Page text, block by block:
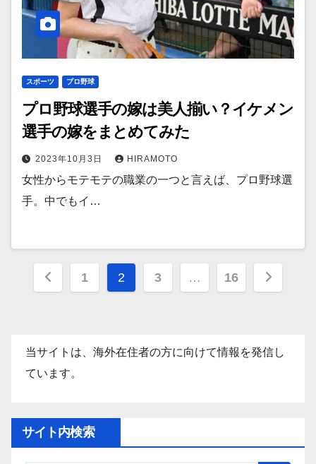
スポーツ プロ野球
プロ野球選手の嫁は美人揃い？イケメン
選手の嫁をまとめてみた
2023年10月3日 HIRAMOTO
女性からモテモテの職業の一つと言えば、プロ野球選
手。中でもイ…
投
ペ
ジ
送
1 2 3 … 16
当サイトは、海外在住者の方に向けて情報を発信し
ています。
サイト内検索